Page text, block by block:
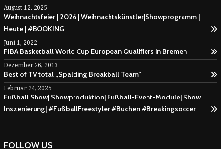
August 12, 2025
Weihnachtsfeier | 2026 | Weihnachtskünstler|Showprogramm |
Heute | #BOOKING
Juni 1, 2022
FIBA Basketball World Cup European Qualifiers in Bremen
Dezember 26, 2013
Best of TV total „Spalding Breakball Team“
Februar 24, 2025
Fußball Show| Showproduktion| Fußball-Event-Module| Show
Inszenierung| #FußballFreestyler #Buchen #Breakingsoccer
FOLLOW US